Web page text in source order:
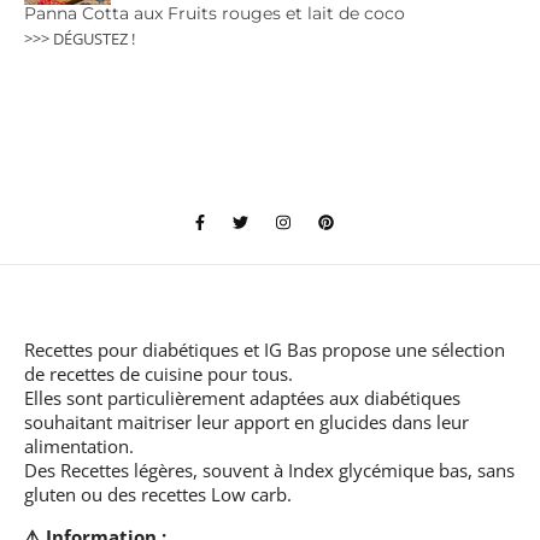
Panna Cotta aux Fruits rouges et lait de coco
>>> DÉGUSTEZ !
Recettes pour diabétiques et IG Bas propose une sélection
de recettes de cuisine pour tous.
Elles sont particulièrement adaptées aux diabétiques
souhaitant maitriser leur apport en glucides dans leur
alimentation.
Des Recettes légères, souvent à Index glycémique bas, sans
gluten ou des recettes Low carb.